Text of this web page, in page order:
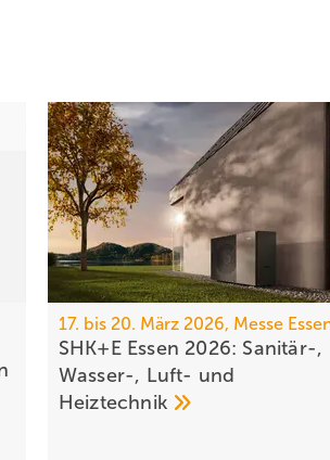
17. bis 20. März 2026, Messe
SHK+E Essen 2026: Sanitär-,
Wasser-, Luft- und
Heiztechnik